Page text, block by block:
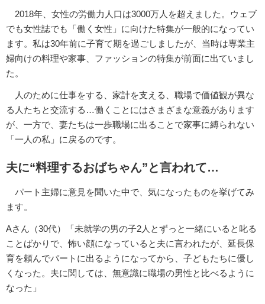
2018年、女性の労働力人口は3000万人を超えました。ウェブ
でも女性誌でも「働く女性」に向けた特集が一般的になってい
ます。私は30年前に子育て期を過ごしましたが、当時は専業主
婦向けの料理や家事、ファッションの特集が前面に出ていまし
た。
人のために仕事をする、家計を支える、職場で価値観が異な
る人たちと交流する…働くことにはさまざまな意義があります
が、一方で、妻たちは一歩職場に出ることで家事に縛られない
「一人の私」に戻るのです。
夫に“料理するおばちゃん”と言われて…
パート主婦に意見を聞いた中で、気になったものを挙げてみ
ます。
Aさん（30代）「未就学の男の子2人とずっと一緒にいると叱る
ことばかりで、怖い顔になっていると夫に言われたが、延長保
育を頼んでパートに出るようになってから、子どもたちに優し
くなった。夫に関しては、無意識に職場の男性と比べるように
なった」